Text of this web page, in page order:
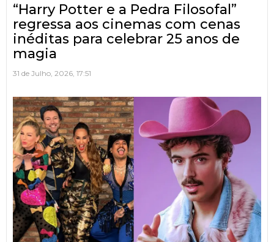
“Harry Potter e a Pedra Filosofal”
regressa aos cinemas com cenas
inéditas para celebrar 25 anos de
magia
31 de Julho, 2026, 17:51